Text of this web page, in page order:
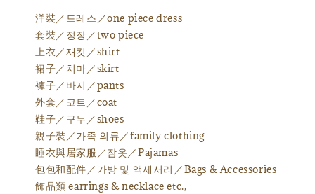
洋裝／드레스／one piece dress
套裝／정장／two piece
上衣／재킷／shirt
裙子／치마／skirt
褲子／바지／pants
外套／코트／coat
鞋子／구두／shoes
親子裝／가족 의류／family clothing
睡衣與居家服／잠옷／Pajamas
包包和配件／가방 및 액세서리／Bags & Accessories
飾品類 earrings & necklace etc.,